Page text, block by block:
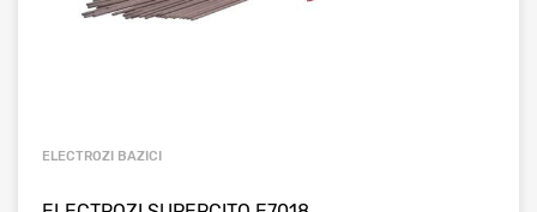
ELECTROZI BAZICI